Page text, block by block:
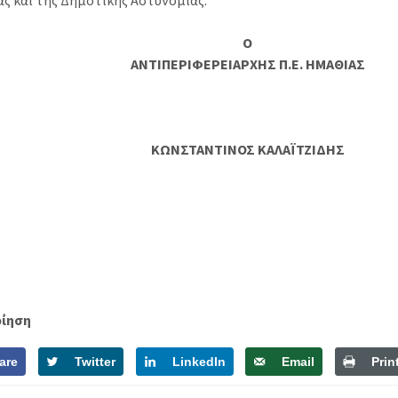
Ο
ΑΝΤΙΠΕΡΙΦΕΡΕΙΑΡΧΗΣ Π.Ε. ΗΜΑΘΙΑΣ
ΚΩΝΣΤΑΝΤΙΝΟΣ ΚΑΛΑΪΤΖΙΔΗΣ
Twitter LinkedIn Email